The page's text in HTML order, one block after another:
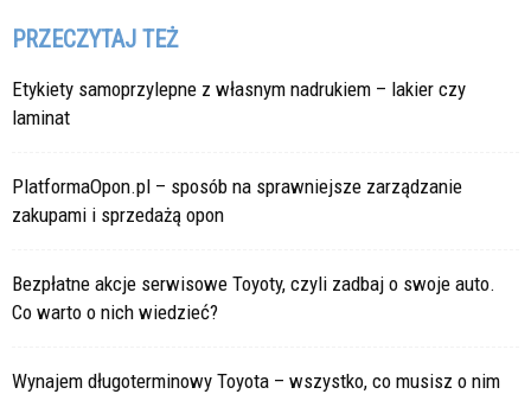
PRZECZYTAJ TEŻ
Etykiety samoprzylepne z własnym nadrukiem – lakier czy
laminat
PlatformaOpon.pl – sposób na sprawniejsze zarządzanie
zakupami i sprzedażą opon
Bezpłatne akcje serwisowe Toyoty, czyli zadbaj o swoje auto.
Co warto o nich wiedzieć?
Wynajem długoterminowy Toyota – wszystko, co musisz o nim